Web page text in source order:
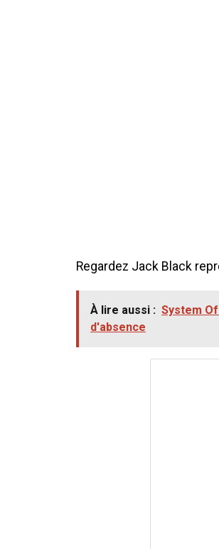
Regardez Jack Black
À lire aussi : System
d'absence